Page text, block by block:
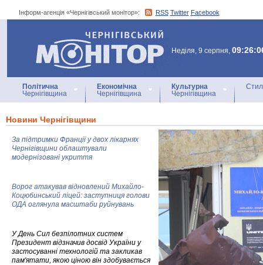
Інформ-агенція «Чернігівський монітор»: RSS Twitter Facebook
Інформ-агенція
«Чернігівський монітор»
Неділя, 9 серпня,
Політична
Чернігівщина
Економічна
Чернігівщина
Культурна
Чернігівщина
Новини Чернігівщини
За підтримки Франції у двох лікарнях
Чернігівщини облаштували
модернізовані укриття
Ворог атакував відновлений Михайло-
Коцюбинський ліцей: заступниця голови
ОДА оглянула масштаби руйнувань
У День Сил безпілотних систем
Президент відзначив досвід України у
застосуванні технологій та закликав
пам'ятати, якою ціною він здобувається